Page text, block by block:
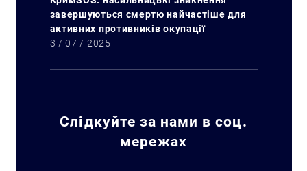
завершуються смертю найчастіше для
активних противників окупації
3 / 07 / 2025
Слідкуйте за нами в соц.
мережах